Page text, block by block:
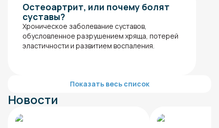
Остеоартрит, или почему болят
суставы?
Хроническое заболевание суставов,
обусловленное разрушением хряща, потерей
эластичности и развитием воспаления.
Показать весь список
Новости